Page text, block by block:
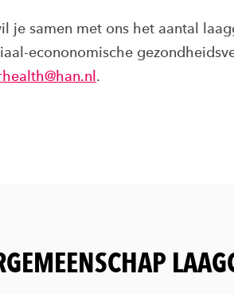
je samen met ons het aantal
econonomische
ealth@han.nl .